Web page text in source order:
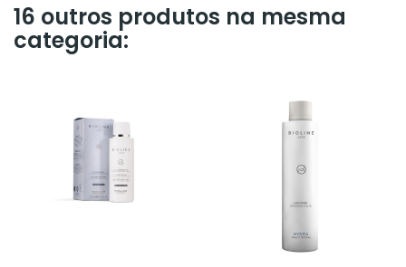
16 outros produtos na mesma
categoria: